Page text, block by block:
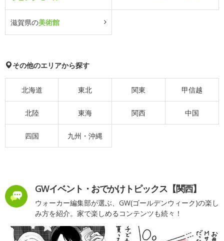
滋賀県の美術館
その他のエリアから探す
北海道 東北 関東 甲信越
北陸 東海 関西 中国
四国 九州・沖縄
GWイベント・おでかけトピックス【関西】
ウォーカー編集部が選ぶ、GW(ゴールデンウィーク)の楽し
み方を紹介。家で楽しめるコンテンツも続々！